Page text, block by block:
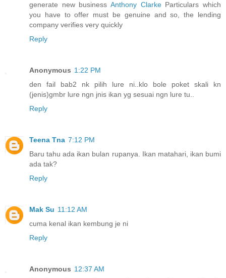
generate new business Anthony ClarkeParticulars which
you have to offer must be genuine and so, the lending
company verifies very quickly
Reply
Anonymous 1:22 PM
den fail bab2 nk pilih lure ni..klo bole poket skali kn
(jenis)gmbr lure ngn jnis ikan yg sesuai ngn lure tu..
Reply
Teena Tna 7:12 PM
Baru tahu ada ikan bulan rupanya. Ikan matahari, ikan bumi
ada tak?
Reply
Mak Su 11:12 AM
cuma kenal ikan kembung je ni
Reply
Anonymous 12:37 AM